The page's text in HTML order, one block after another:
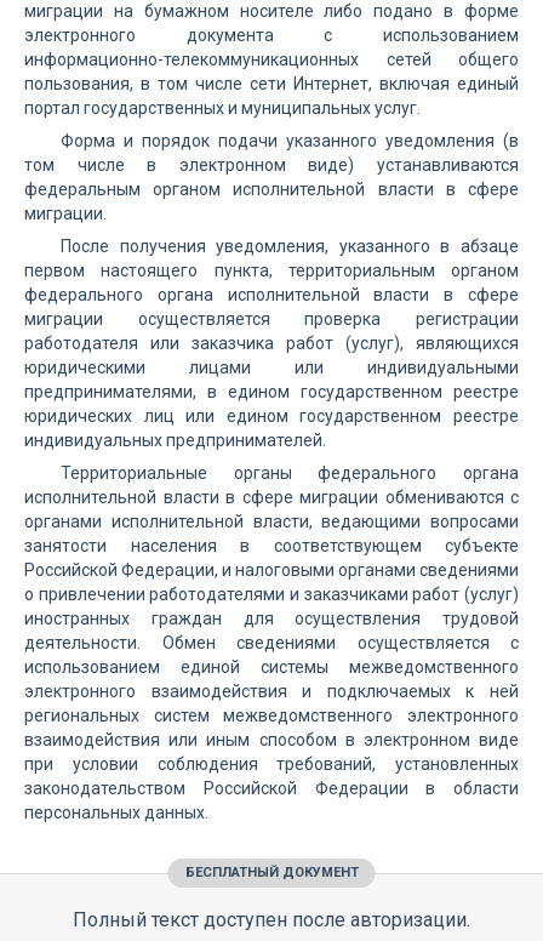
миграции на бумажном носителе либо подано в форме
электронного документа с использованием
информационно-телекоммуникационных сетей общего
пользования, в том числе сети Интернет, включая единый
портал государственных и муниципальных услуг.
Форма и порядок подачи указанного уведомления (в
том числе в электронном виде) устанавливаются
федеральным органом исполнительной власти в сфере
миграции.
После получения уведомления, указанного в абзаце
первом настоящего пункта, территориальным органом
федерального органа исполнительной власти в сфере
миграции осуществляется проверка регистрации
работодателя или заказчика работ (услуг), являющихся
юридическими лицами или индивидуальными
предпринимателями, в едином государственном реестре
юридических лиц или едином государственном реестре
индивидуальных предпринимателей.
Территориальные органы федерального органа
исполнительной власти в сфере миграции обмениваются с
органами исполнительной власти, ведающими вопросами
занятости населения в соответствующем субъекте
Российской Федерации, и налоговыми органами сведениями
о привлечении работодателями и заказчиками работ (услуг)
иностранных граждан для осуществления трудовой
деятельности. Обмен сведениями осуществляется с
использованием единой системы межведомственного
электронного взаимодействия и подключаемых к ней
региональных систем межведомственного электронного
взаимодействия или иным способом в электронном виде
при условии соблюдения требований, установленных
законодательством Российской Федерации в области
персональных данных.
БЕСПЛАТНЫЙ ДОКУМЕНТ
Полный текст доступен после авторизации.